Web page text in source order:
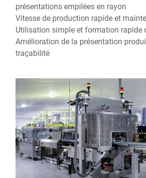
présentations empilées en rayon
Vitesse de production rapide et
Utilisation simple et formation rapide
Amélioration de la présentation
traçabilité